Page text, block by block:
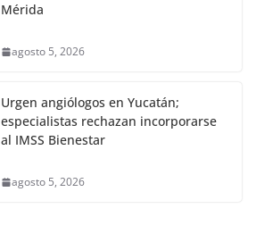
Mérida
agosto 5, 2026
Urgen angiólogos en Yucatán;
especialistas rechazan incorporarse
al IMSS Bienestar
agosto 5, 2026